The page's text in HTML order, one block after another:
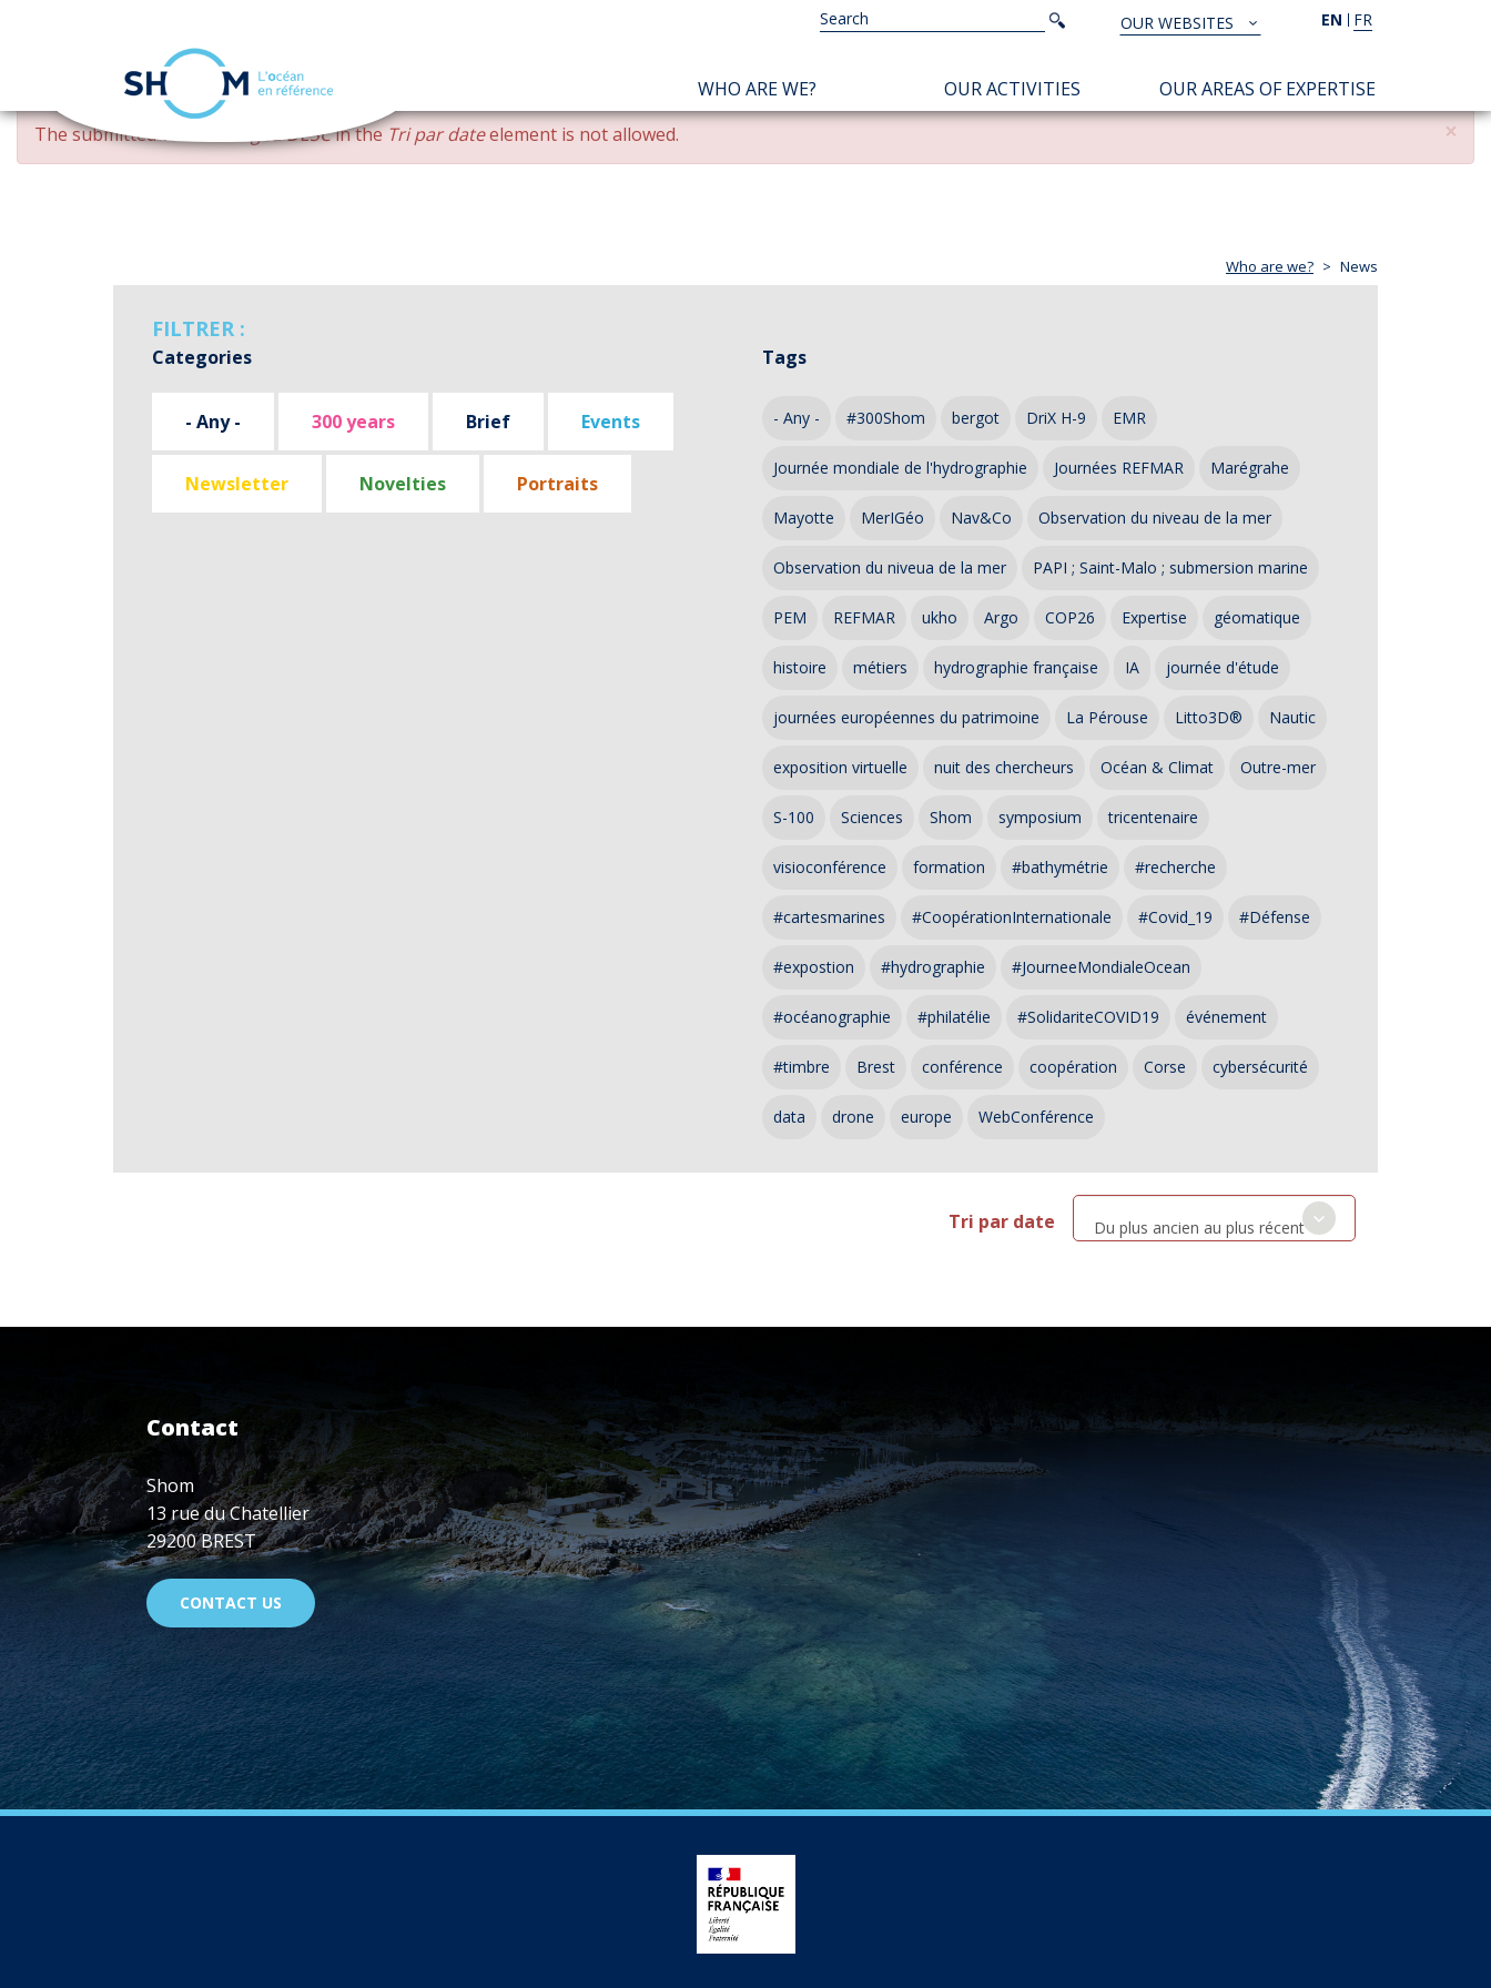
Skip
main
EN FR
TOUS
NOS
SITES
OUR WEBSITES
Search
Search
NAVIGATION
PRINCIPALE
WHO ARE WE? OUR ACTIVITIES OUR AREAS OF EXPERTISE
×
ERROR
MESSAGE
The submitted value changed DESCin theTri par dateelement is not allowed.
Who are we? News
FILTRER :
Categories
- Any - 300 years Brief Events
Newsletter Novelties Portraits
Tags
- Any - #300Shom bergot DriX H-9 EMR
Journée mondiale de l'hydrographie Journées REFMAR Marégrahe
Mayotte MerIGéo Nav&Co Observation du niveau de la mer
Observation du niveua de la mer PAPI ; Saint-Malo ; submersion marine
PEM REFMAR ukho Argo COP26 Expertise géomatique
histoire métiers hydrographie française IA journée d'étude
journées européennes du patrimoine La Pérouse Litto3D® Nautic
exposition virtuelle nuit des chercheurs Océan & Climat Outre-mer
S-100 Sciences Shom symposium tricentenaire
visioconférence formation #bathymétrie #recherche
#cartesmarines #CoopérationInternationale #Covid_19 #Défense
#expostion #hydrographie #JourneeMondialeOcean
#océanographie #philatélie #SolidariteCOVID19 événement
#timbre Brest conférence coopération Corse cybersécurité
data drone europe WebConférence
Tri par date Du plus ancien au plus récent
Contact
Shom
13 rue du Chatellier
29200 BREST
CONTACT US